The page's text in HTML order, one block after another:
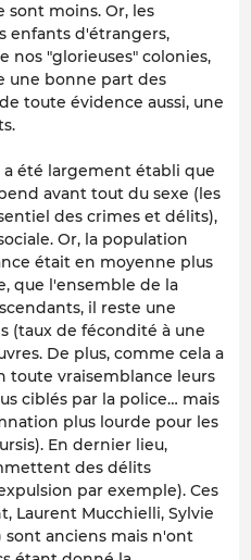
sont moins. Or, les
enfants d'étrangers,
nos "glorieuses" colonies,
une bonne part des
toute évidence aussi, une
été largement établi que
avant tout du sexe (les
des crimes et délits),
Or, la population
était en moyenne plus
que l'ensemble de la
il reste une
(taux de fécondité à une
De plus, comme cela a
toute vraisemblance leurs
ciblés par la police… mais
plus lourde pour les
En dernier lieu,
des délits
par exemple). Ces
Laurent Mucchielli, Sylvie
sont anciens mais n'ont